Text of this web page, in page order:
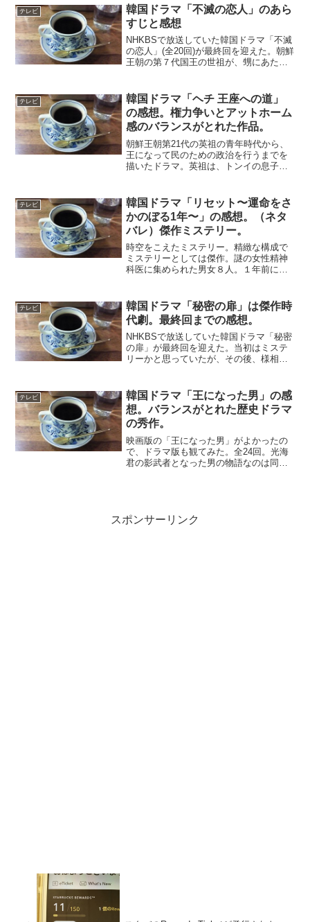
く韓国版が実現したのはうれしい。構成
全12話で、...
テレビ
韓国ドラマ「不滅の恋人」のあら
すじと感想
NHKBSで放送していた韓国ドラマ「不滅
の恋人」(全20回)が最終回を迎えた。朝鮮
王朝の第７代国王の世祖が、甥にあたる
る。これをモチーフにして、世祖とその
弟の安平大君の対...
テレビ
韓国ドラマ「ヘチ 王座への道」
の感想。権力争いとアットホーム
感のバランスがとれた作品。
朝鮮王朝第21代の英祖の青年時代から、
王になって民のための政治を行うまでを
描いたドラマ。英祖は、トンイの息子で
件は有名。「ヘチ」というのは、司憲府
の役人のことで、司憲府...
テレビ
韓国ドラマ「リセット〜運命をさ
かのぼる1年〜」の感想。（ネタ
バレ）傑作ミステリー。
時空をこえたミステリー。精緻な構成で
ミステリーとしては傑作。謎の女性精神
科医に集められた男女８人。１年前にタ
り直しの生活を始めるが、次々に謎の死
をとげていく。主人公の刑...
テレビ
韓国ドラマ「秘密の扉」は傑作時
代劇。最終回までの感想。
NHKBSで放送していた韓国ドラマ「秘密
の扉」が最終回を迎えた。当初はミステ
リーかと思っていたが、その後、様相が
争、終盤は世子の悲劇という３部構成と
なっている。最初は、...
テレビ
韓国ドラマ「王になった男」の感
想。バランスがとれた歴史ドラマ
の秀作。
映画版の「王になった男」がよかったの
で、ドラマ版も観てみた。全24回。光海
君の影武者となった男の物語なのは同
スポンサーリンク